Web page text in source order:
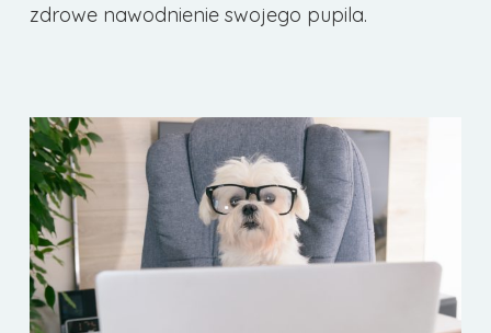
zdrowe nawodnienie swojego pupila.